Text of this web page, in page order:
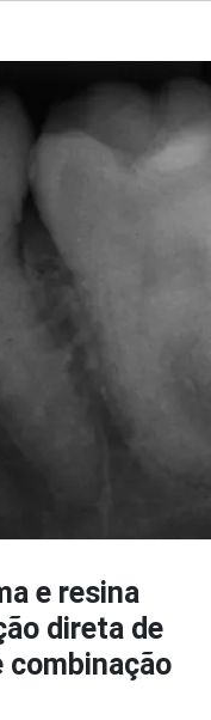
e resina
direta de
combinação